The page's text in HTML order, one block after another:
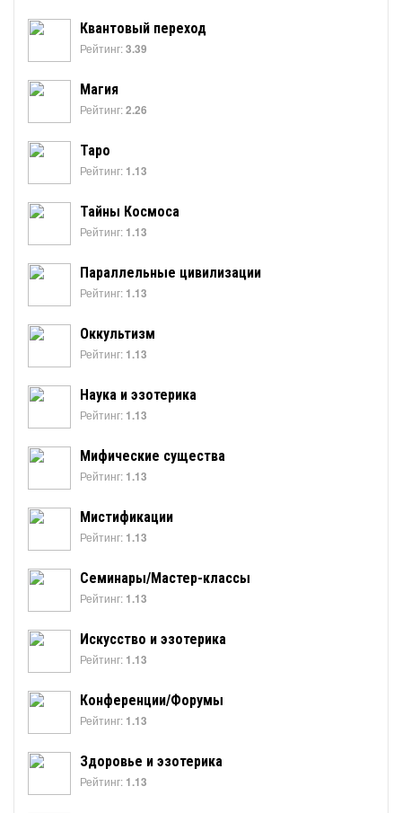
Квантовый переход
Рейтинг:3.39
Магия
Рейтинг:2.26
Таро
Рейтинг: 1.13
Тайны Космоса
Рейтинг: 1.13
Параллельные цивилизации
Рейтинг: 1.13
Оккультизм
Рейтинг: 1.13
Наука и эзотерика
Рейтинг: 1.13
Мифические существа
Рейтинг: 1.13
Мистификации
Рейтинг: 1.13
Семинары/Мастер-классы
Рейтинг: 1.13
Искусство и эзотерика
Рейтинг: 1.13
Конференции/Форумы
Рейтинг: 1.13
Здоровье и эзотерика
Рейтинг: 1.13